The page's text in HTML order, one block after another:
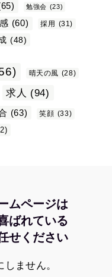
勉強会 (23)
(60) 採用 (31)
(48)
晴天の風 (28)
求人 (94)
(63) 笑顔 (33)
ムページは
ばれている
せください
ません。